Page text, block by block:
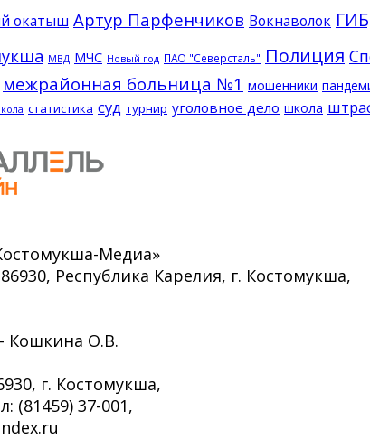
окатыш Артур Парфенчиков Вокнаволок
МВД МЧС Новый год ПАО "Северсталь" Полиция
межрайонная больница №1 мошенники
статистика суд турнир уголовное дело школа
Медиа»
Республика Карелия, г. Костомукша,
Кошкина О.В.
г. Костомукша,
(81459) 37-001,